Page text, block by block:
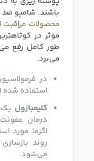
باشند. شامپو ضد
محصولات مراقبت
طور کامل رفع
می‌برد.
در
استفاده
کلیمبازول
درمان
اگزما مورد
روند
می‌شود.